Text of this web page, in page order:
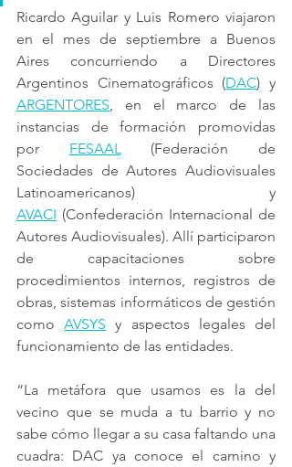
Ricardo Aguilar y Luis Romero viajaron
en el mes de septiembre a Buenos
Aires concurriendo a Directores
Argentinos Cinematográficos (DAC
ARGENTORES, en el marco de las
instancias de formación promovidas
por FESAAL (Federación de
Sociedades de Autores Audiovisuales
AVACI (Confederación Internacional de
Autores Audiovisuales). Allí participaron
de capacitaciones sobre
procedimientos internos, registros de
obras, sistemas informáticos de gestión
como AVSYS y aspectos legales del
funcionamiento de las entidades.
“La metáfora que usamos es la del
vecino que se muda a tu barrio y no
sabe cómo llegar a su casa faltando una
cuadra: DAC ya conoce el camino y